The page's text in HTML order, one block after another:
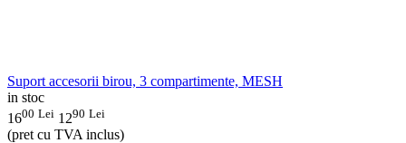
Suport accesorii birou, 3 compartimente, MESH
in stoc
1600 Lei 1290 Lei
(pret cu TVA inclus)